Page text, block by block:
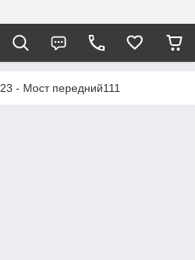
23 - Мост передний111